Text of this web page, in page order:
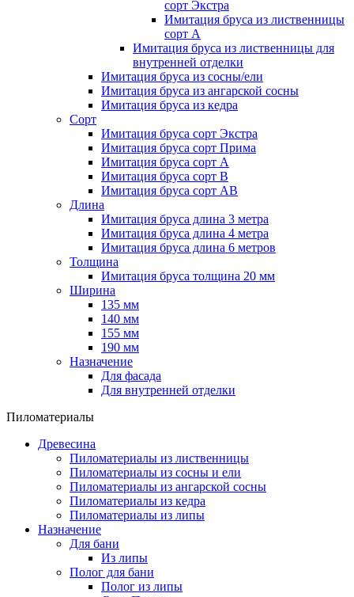
сорт Экстра
Имитация бруса из лиственницы
сорт A
Имитация бруса из лиственницы для
внутренней отделки
Имитация бруса из сосны/ели
Имитация бруса из ангарской сосны
Имитация бруса из кедра
Сорт
Имитация бруса сорт Экстра
Имитация бруса сорт Прима
Имитация бруса сорт A
Имитация бруса сорт B
Имитация бруса сорт АВ
Длина
Имитация бруса длина 3 метра
Имитация бруса длина 4 метра
Имитация бруса длина 6 метров
Толщина
Имитация бруса толщина 20 мм
Ширина
135 мм
140 мм
155 мм
190 мм
Назначение
Для фасада
Для внутренней отделки
Пиломатериалы
Древесина
Пиломатериалы из лиственницы
Пиломатериалы из сосны и ели
Пиломатериалы из ангарской сосны
Пиломатериалы из кедра
Пиломатериалы из липы
Назначение
Для бани
Из липы
Полог для бани
Полог из липы